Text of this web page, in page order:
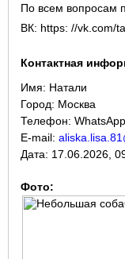
По всем вопросам
ВК: https: //vk.com/
Контактная
Имя: Натали
Город: Москва
Телефон:
E-mail:
Дата: 17.06.2026,
Фото: